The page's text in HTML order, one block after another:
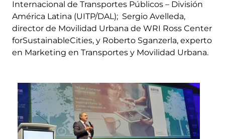
Internacional de Transportes Públicos – División
América Latina (UITP/DAL); Sergio Avelleda,
director de Movilidad Urbana de WRI Ross Center
forSustainableCities, y Roberto Sganzerla, experto
en Marketing en Transportes y Movilidad Urbana.